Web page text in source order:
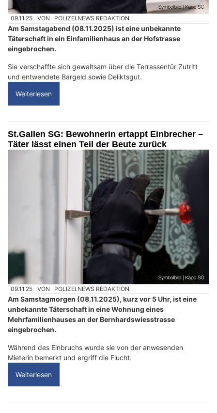
09.11.25 VON POLIZEI.NEWS REDAKTION
Am Samstagabend (08.11.2025) ist eine unbekannte
Täterschaft in ein Einfamilienhaus an der Hofstrasse
eingebrochen.
Sie verschaffte sich gewaltsam über die Terrassentür Zutritt
und entwendete Bargeld sowie Deliktsgut.
Weiterlesen
St.Gallen SG: Bewohnerin ertappt Einbrecher –
Täter lässt einen Teil der Beute zurück
09.11.25 VON POLIZEI.NEWS REDAKTION
Am Samstagmorgen (08.11.2025), kurz vor 5 Uhr, ist eine
unbekannte Täterschaft in eine Wohnung eines
Mehrfamilienhauses an der Bernhardswiesstrasse
eingebrochen.
Während des Einbruchs wurde sie von der anwesenden
Mieterin bemerkt und ergriff die Flucht.
Weiterlesen